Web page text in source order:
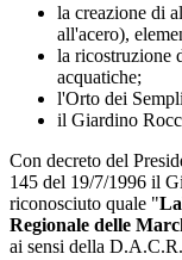
la creazione di
all'acero),
la ricostruzione
acquatiche;
l'Orto dei
il Giardino
Con decreto del
145 del 19/7/1996 il
riconosciuto quale "
Regionale delle
ai sensi della